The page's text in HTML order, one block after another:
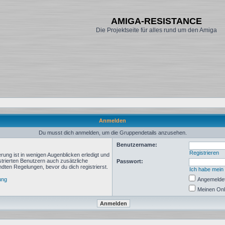
AMIGA-RESISTANCE
Die Projektseite für alles rund um den Amiga
Anmelden
Du musst dich anmelden, um die Gruppendetails anzusehen.
ist in wenigen Augenblicken erledigt und
Benutzern auch zusätzliche
Regelungen, bevor du dich registrierst.
Benutzername:
Registrieren
Passwort:
Ich habe
Meinen